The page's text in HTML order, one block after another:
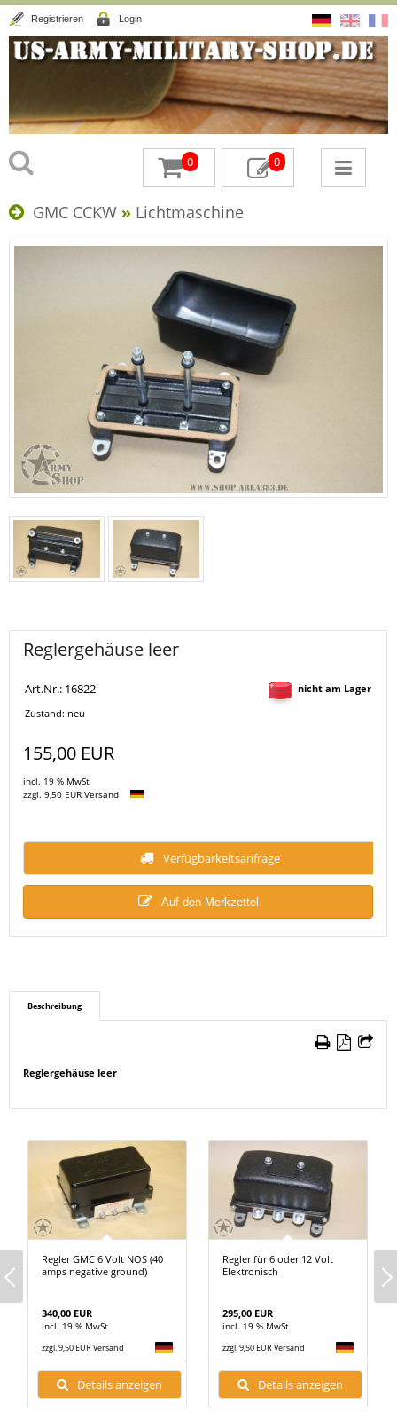
Registrieren Login
0 0
GMC CCKW » Lichtmaschine
Reglergehäuse leer
Art.Nr.: 16822
Zustand: neu
nicht am Lager
155,00 EUR
incl. 19 % MwSt
zzgl. 9,50 EUR Versand
Verfügbarkeitsanfrage
Auf den Merkzettel
Beschreibung
Reglergehäuse leer
Regler GMC 6 Volt NOS (40
amps negative ground)
340,00 EUR
incl. 19 % MwSt
zzgl. 9,50 EUR Versand
Details anzeigen
Regler für 6 oder 12 Volt
Elektronisch
295,00 EUR
incl. 19 % MwSt
zzgl. 9,50 EUR Versand
Details anzeigen